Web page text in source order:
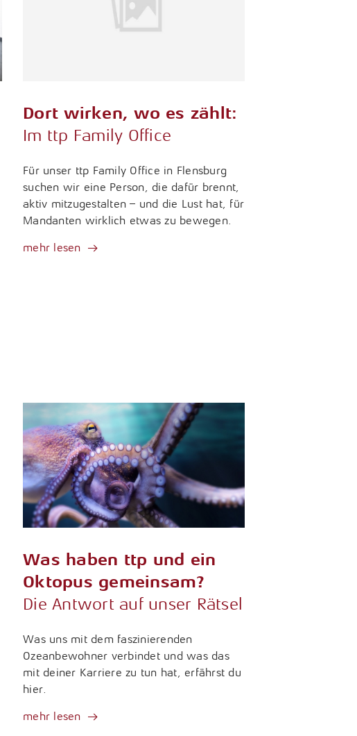
Dort wirken, wo es zählt:
Im ttp Family Office
Für unser ttp Family Office in Flensburg
suchen wir eine Person, die dafür brennt,
aktiv mitzugestalten – und die Lust hat, für
Mandanten wirklich etwas zu bewegen.
mehr lesen
Was haben ttp und ein
Oktopus gemeinsam?
Die Antwort auf unser Rätsel
Was uns mit dem faszinierenden
Ozeanbewohner verbindet und was das
mit deiner Karriere zu tun hat, erfährst du
hier.
mehr lesen